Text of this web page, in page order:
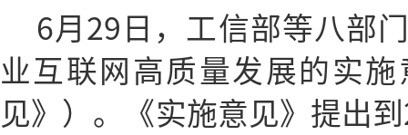
6月29日，工信部等八部
业互联网高质量发展的实
见》）。《实施意见》提出